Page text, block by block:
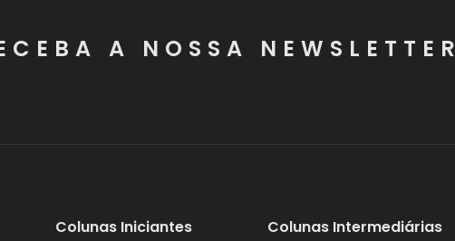
A NOSSA NEWSLETTER
Colunas Iniciantes Colunas Intermediárias